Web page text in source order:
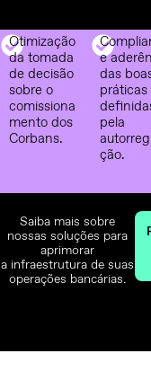
Otimização
da tomada
de decisão
sobre o
comissiona
mento dos
Corbans.
e
das
práticas
pela
ção.
Saiba mais sobre
nossas soluções para
aprimorar
a infraestrutura de suas
operações bancárias.